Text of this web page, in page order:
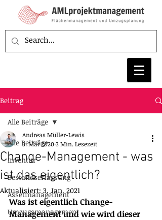
Beitrag
Alle Beiträge
Inventur
Bestandserfassung
Assetmanagement
Umzugsmanagement
Alle Beiträge
Change-Management - was
ist das eigentlich?
Andreas Müller-Lewis
3. Mai 20203 Min. Lesezeit
Aktualisiert: 3. Jan. 2021
Was ist eigentlich Change-
Management und wie wird dieser